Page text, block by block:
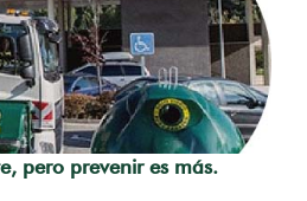
pero prevenir es más.